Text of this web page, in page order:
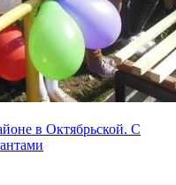
в Октябрьской. С